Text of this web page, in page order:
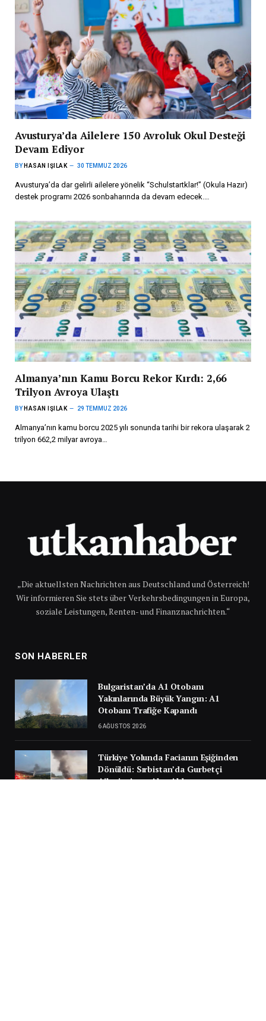
Avusturya’da Ailelere 150 Avroluk Okul Desteği
Devam Ediyor
BY HASAN IŞILAK 30 TEMMUZ 2026
Avusturya’da dar gelirli ailelere yönelik “Schulstartklar!” (Okula Hazır)
destek programı 2026 sonbaharında da devam edecek.…
Almanya’nın Kamu Borcu Rekor Kırdı: 2,66
Trilyon Avroya Ulaştı
BY HASAN IŞILAK 29 TEMMUZ 2026
Almanya’nın kamu borcu 2025 yılı sonunda tarihi bir rekora ulaşarak 2
trilyon 662,2 milyar avroya…
„Die aktuellsten Nachrichten aus Deutschland und Österreich!
Wir informieren Sie stets über Verkehrsbedingungen in Europa,
soziale Leistungen, Renten- und Finanznachrichten.“
SON HABERLER
Bulgaristan’da A1 Otobanı
Yakınlarında Büyük Yangın: A1
Otobanı Trafiğe Kapandı
6 AĞUSTOS 2026
Türkiye Yolunda Facianın Eşiğinden
Dönüldü: Sırbistan’da Gurbetçi
Ailenin Aracı Alev Aldı